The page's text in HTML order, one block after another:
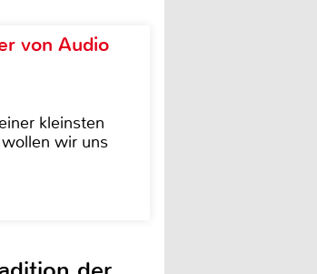
von Audio
kleinsten
wir uns